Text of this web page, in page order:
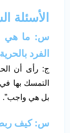
الأسئلة
س: ما هي
الفرد
ج: رأى أن
التمسك بها
بل هي واجب”.
س: كيف ربط